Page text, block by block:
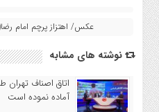
عکس/ اهتزاز پرچم امام
نوشته های مشابه
اتاق اصناف تهران
آماده نموده است